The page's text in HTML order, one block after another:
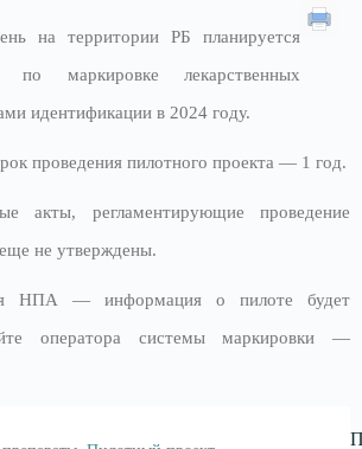
на территории РБ планируется
по маркировке лекарственных
идентификации в 2024 году.
проведения пилотного проекта — 1 год.
акты, регламентирующие проведение
не утверждены.
НПА — информация о пилоте будет
оператора системы маркировки —